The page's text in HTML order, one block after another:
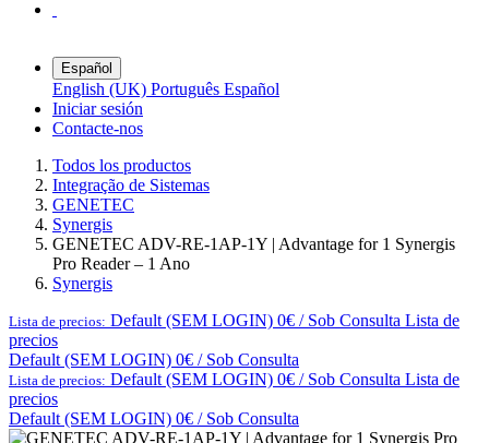
Español
English (UK) Português Español
Iniciar sesión
Contacte-nos
Todos los productos
Integração de Sistemas
GENETEC
Synergis
GENETEC ADV-RE-1AP-1Y | Advantage for 1 Synergis
Pro Reader – 1 Ano
Synergis
Lista de precios: Default (SEM LOGIN) 0€ / Sob Consulta Lista de
precios
Default (SEM LOGIN) 0€ / Sob Consulta
Lista de precios: Default (SEM LOGIN) 0€ / Sob Consulta Lista de
precios
Default (SEM LOGIN) 0€ / Sob Consulta